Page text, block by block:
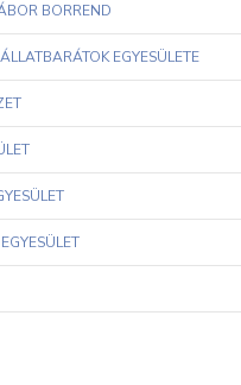
BORREND
EGYESÜLETE